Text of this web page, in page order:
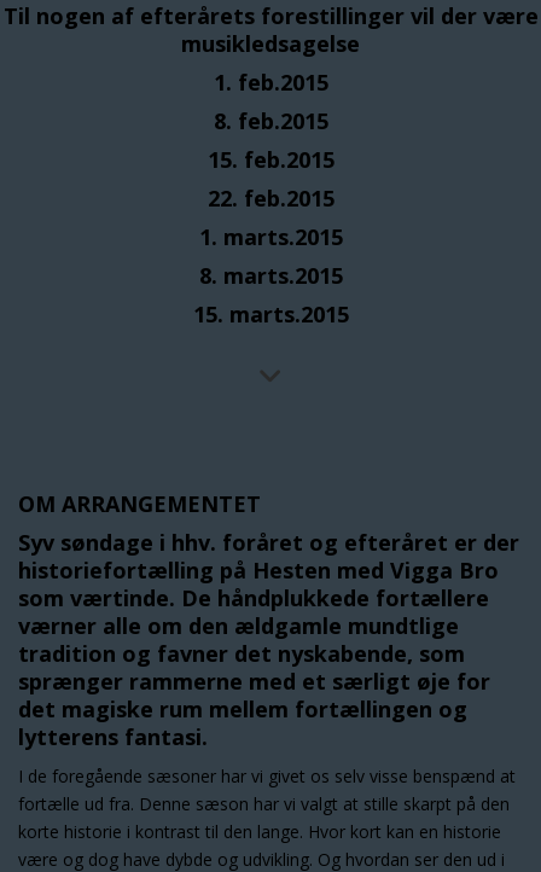
Til nogen af efterårets forestillinger vil der være
musikledsagelse
1. feb.2015
8. feb.2015
15. feb.2015
22. feb.2015
1. marts.2015
8. marts.2015
15. marts.2015
OM ARRANGEMENTET
Syv søndage i hhv. foråret og efteråret er der
historiefortælling på Hesten med Vigga Bro
som værtinde. De håndplukkede fortællere
værner alle om den ældgamle mundtlige
tradition og favner det nyskabende, som
sprænger rammerne med et særligt øje for
det magiske rum mellem fortællingen og
lytterens fantasi.
I de foregående sæsoner har vi givet os selv visse benspænd at
fortælle ud fra. Denne sæson har vi valgt at stille skarpt på den
korte historie i kontrast til den lange. Hvor kort kan en historie
være og dog have dybde og udvikling. Og hvordan ser den ud i